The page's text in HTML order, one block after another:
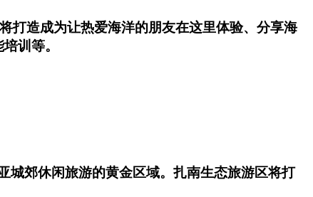
打造成为让热爱海洋的朋友在这里体验、分享海
训等。
城郊休闲旅游的黄金区域。扎南生态旅游区将打